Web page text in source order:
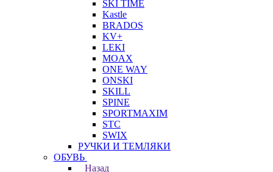
SKI TIME
Kastle
BRADOS
KV+
LEKI
MOAX
ONE WAY
ONSKI
SKILL
SPINE
SPORTMAXIM
STC
SWIX
РУЧКИ И ТЕМЛЯКИ
ОБУВЬ
Назад